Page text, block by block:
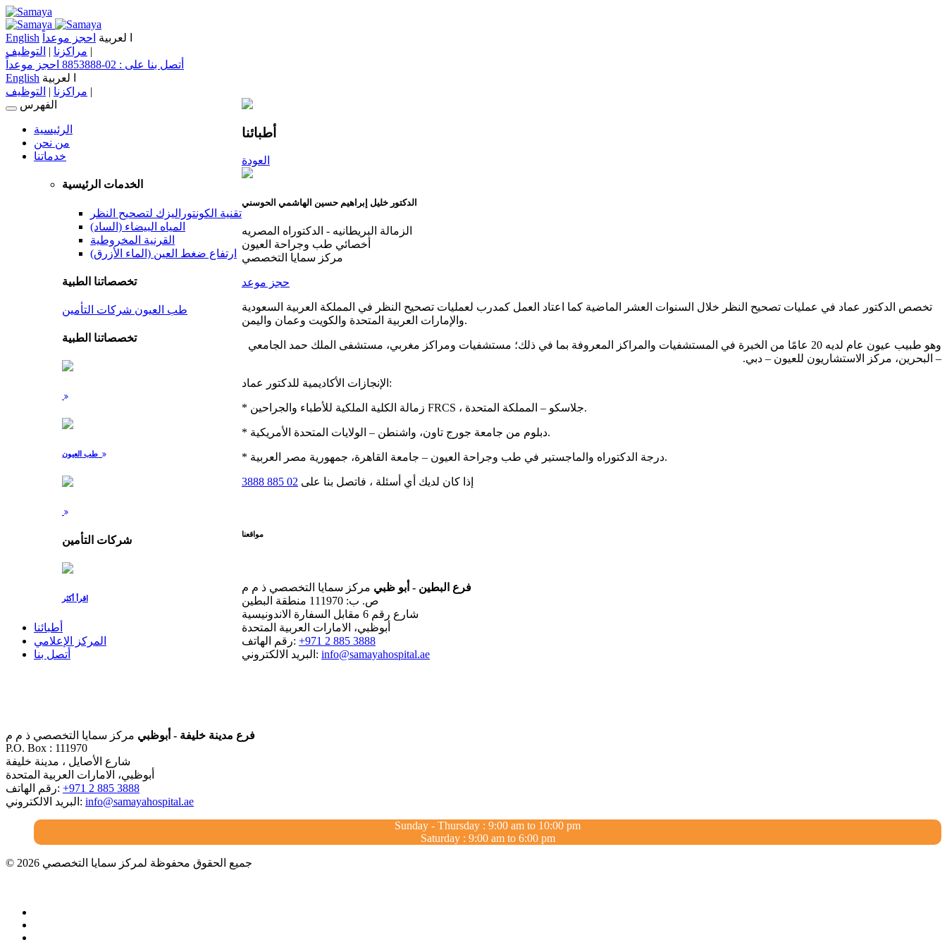
English ا لعربية احجز موعداً
مراكزنا | التوظيف
|
أتصل بنا على : 02-8853888
احجز موعداً
English ا لعربية
مراكزنا | التوظيف |
Toggle
الفهرس
الرئيسية
من نحن
خدماتنا
الخدمات الرئيسية
تقنية الكونتوراليزك لتصحيح النظر
المياه البيضاء (الساد)
القرنية المخروطية
ارتفاع ضغط العين (الماء الأزرق)
تخصصاتنا الطبية
طب العيون شركات التأمين
تخصصاتنا الطبية
شركات التأمين
اقرأ أكثر
أطبائنا
المركز الإعلامي
أتصل بنا
أطبائنا
العودة
الدكتور خليل إبراهيم حسين الهاشمي الحوسني
الزمالة البريطانيه - الدكتوراه المصريه
أخصائي طب وجراحة العيون
مركز سمايا التخصصي
حجز موعد
تخصص الدكتور عماد في عمليات تصحيح النظر خلال السنوات العشر الماضية كما اعتاد العمل كمدرب لعمليات تصحيح النظر في المملكة العربية السعودية
والإمارات العربية المتحدة والكويت وعمان واليمن.
وهو طبيب عيون عام لديه 20 عامًا من الخبرة في المستشفيات والمراكز المعروفة بما في ذلك؛ مستشفيات ومراكز مغربي، مستشفى الملك حمد الجامعي
– البحرين، مركز الاستشاريون للعيون – دبي.
الإنجازات الأكاديمية للدكتور عماد:
* زمالة الكلية الملكية للأطباء والجراحين FRCS ، جلاسكو – المملكة المتحدة.
* دبلوم من جامعة جورج تاون، واشنطن – الولايات المتحدة الأمريكية.
* درجة الدكتوراه والماجستير في طب وجراحة العيون – جامعة القاهرة، جمهورية مصر العربية.
إذا كان لديك أي أسئلة ، فاتصل بنا على 02 885 3888
مواقعنا
فرع البطين - أبو ظبي مركز سمايا التخصصي ذ م م
ص. ب: 111970 منطقة البطين
شارع رقم 6 مقابل السفارة الاندونيسية
أبوظبي، الامارات العربية المتحدة
رقم الهاتف: +971 2 885 3888
البريد الالكتروني: info@samayahospital.ae
فرع مدينة خليفة - أبوظبي مركز سمايا التخصصي ذ م م
P.O. Box : 111970
شارع الأصايل ، مدينة خليفة
أبوظبي، الامارات العربية المتحدة
رقم الهاتف: +971 2 885 3888
البريد الالكتروني: info@samayahospital.ae
Sunday - Thursday : 9:00 am to 10:00 pm
Saturday : 9:00 am to 6:00 pm
© 2026 جميع الحقوق محفوظة لمركز سمايا التخصصي